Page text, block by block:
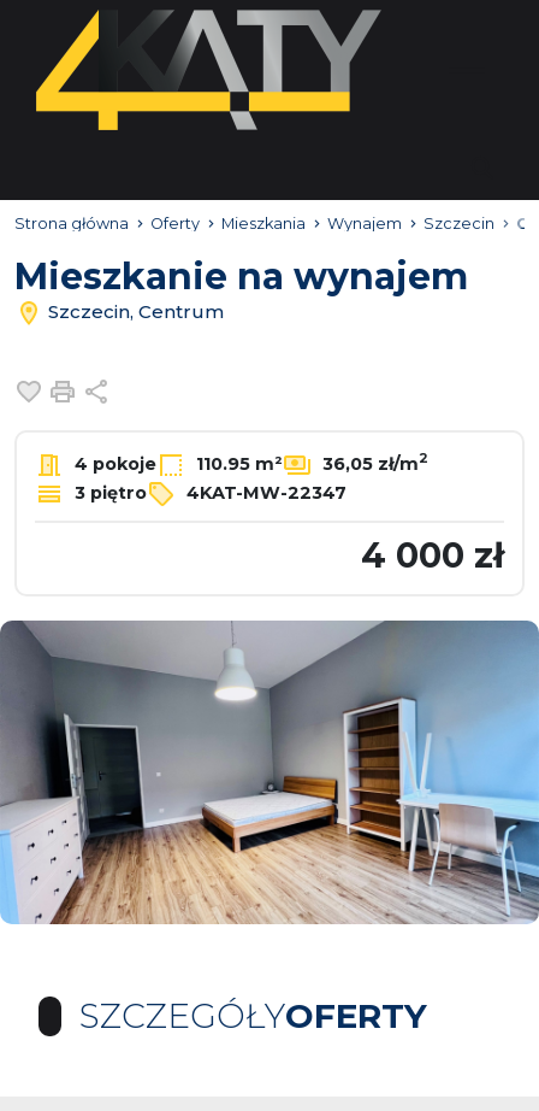
Strona główna Oferty Mieszkania Wynajem Szczecin
Mieszkanie na wynajem
Szczecin, Centrum
Dodaj do ulubionych
Drukuj
4 pokoje 110.95 m² 36,05 zł/m2
3 piętro 4KAT-MW-22347
4 000 zł
SZCZEGÓŁYOFERTY